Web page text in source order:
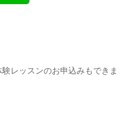
レッスンのお申込みもできま